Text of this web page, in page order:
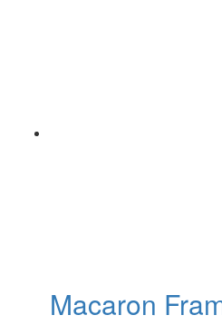
Macaron